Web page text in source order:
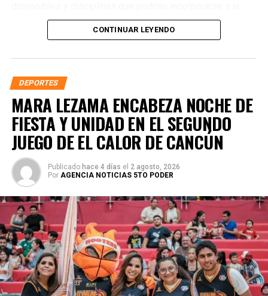
oferta extracurricular para fortalecer la formación integral
de la juventud quintanarroense.
En concordancia con elNuevo Acuerdo por el Bienestar
y Desarrollo, impulsado por la gobernadora Mara Lezama
Espinosa, ambas instituciones coincidieron en que la
educación y el deporte deben caminar de la mano para
garantizar que las y los jóvenes cuenten con herramientas
CONTINUAR LEYENDO
DEPORTES
MARA LEZAMA ENCABEZA NOCHE DE
FIESTA Y UNIDAD EN EL SEGUNDO
JUEGO DE EL CALOR DE CANCÚN
Publicado hace 4 días el 2 agosto, 2026
Por AGENCIA NOTICIAS 5TO PODER